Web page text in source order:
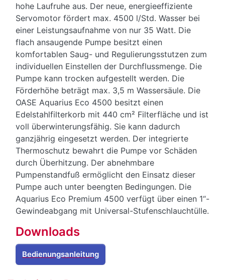
hohe Laufruhe aus. Der neue, energieeffiziente
Servomotor fördert max. 4500 l/Std. Wasser bei
einer Leistungsaufnahme von nur 35 Watt. Die
flach ansaugende Pumpe besitzt einen
komfortablen Saug- und Regulierungsstutzen zum
individuellen Einstellen der Durchflussmenge. Die
Pumpe kann trocken aufgestellt werden. Die
Förderhöhe beträgt max. 3,5 m Wassersäule. Die
OASE Aquarius Eco 4500 besitzt einen
Edelstahlfilterkorb mit 440 cm² Filterfläche und ist
voll überwinterungsfähig. Sie kann dadurch
ganzjährig eingesetzt werden. Der integrierte
Thermoschutz bewahrt die Pumpe vor Schäden
durch Überhitzung. Der abnehmbare
Pumpenstandfuß ermöglicht den Einsatz dieser
Pumpe auch unter beengten Bedingungen. Die
Aquarius Eco Premium 4500 verfügt über einen 1“-
Gewindeabgang mit Universal-Stufenschlauchtülle.
Downloads
Bedienungsanleitung